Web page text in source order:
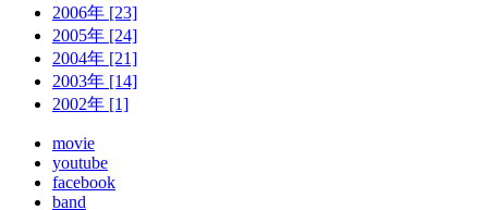
2006年 [23]
2005年 [24]
2004年 [21]
2003年 [14]
2002年 [1]
movie
youtube
facebook
band